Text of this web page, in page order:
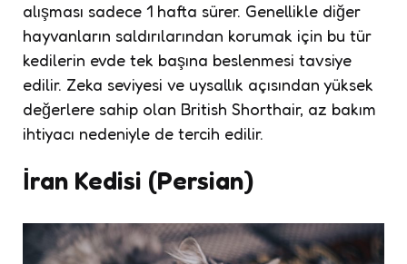
alışması sadece 1 hafta sürer. Genellikle diğer
hayvanların saldırılarından korumak için bu tür
kedilerin evde tek başına beslenmesi tavsiye
edilir. Zeka seviyesi ve uysallık açısından yüksek
değerlere sahip olan British Shorthair, az bakım
ihtiyacı nedeniyle de tercih edilir.
İran Kedisi (Persian)